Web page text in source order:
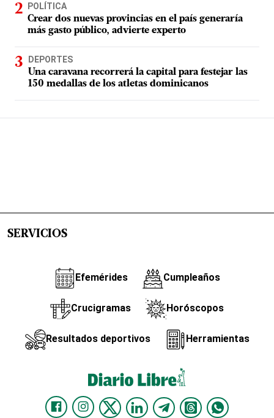
POLÍTICA
Crear dos nuevas provincias en el país generaría
más gasto público, advierte experto
DEPORTES
Una caravana recorrerá la capital para festejar las
150 medallas de los atletas dominicanos
SERVICIOS
Efemérides Cumpleaños
Crucigramas Horóscopos
Resultados deportivos Herramientas